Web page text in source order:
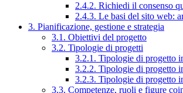
2.4.2. Richiedi il consenso
2.4.3. Le basi del sito web:
3. Pianificazione, gestione e strategia
3.1. Obiettivi del progetto
3.2. Tipologie di progetti
3.2.1. Tipologie di progetto
3.2.2. Tipologie di progetto
3.2.3. Tipologie di progetto
3.3. Competenze, ruoli e figure